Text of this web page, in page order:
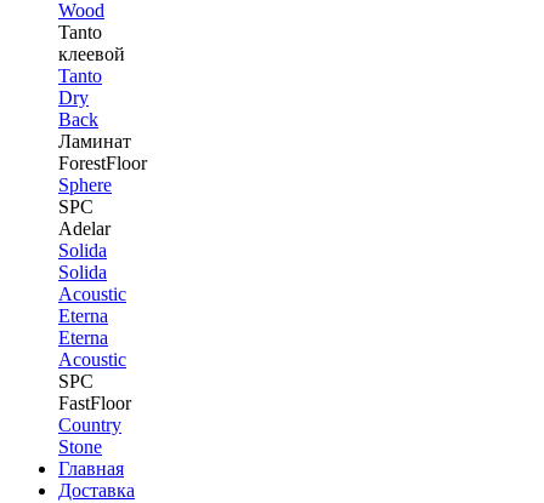
Wood
Tanto
клеевой
Tanto
Dry
Back
Ламинат
ForestFloor
Sphere
SPC
Adelar
Solida
Solida
Acoustic
Eterna
Eterna
Acoustic
SPC
FastFloor
Country
Stone
Главная
Доставка